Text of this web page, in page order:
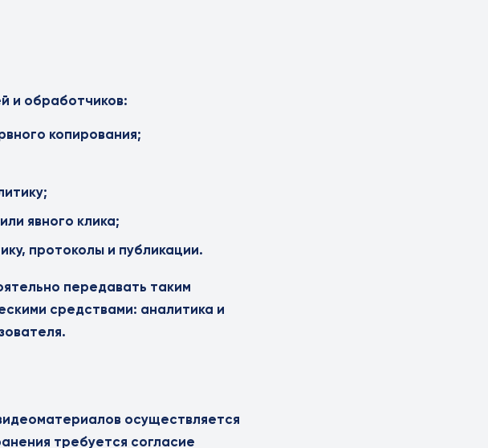
и обработчиков:
копирования;
явного клика;
протоколы и публикации.
передавать таким
средствами: аналитика и
осуществляется
требуется согласие